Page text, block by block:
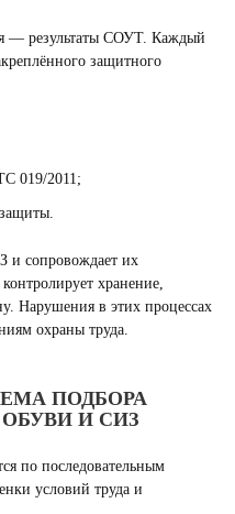
— результаты СОУТ. Каждый
защитного
019/2011;
и сопровождает их
хранение,
Нарушения в этих процессах
охраны труда.
ПОДБОРА
И СИЗ
по последовательным
условий труда и